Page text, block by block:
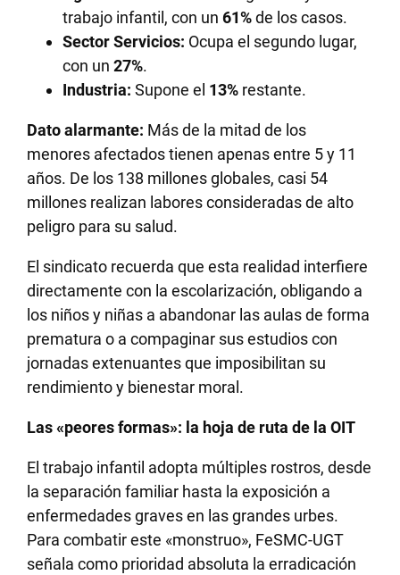
trabajo infantil, con un61%de los casos.
Sector Servicios: Ocupa el segundo lugar,
con un27%.
Industria: Supone el 13% restante.
Dato alarmante: Más de la mitad de los
menores afectados tienen apenas entre 5 y 11
años. De los 138 millones globales, casi 54
millones realizan labores consideradas de alto
peligro para su salud.
El sindicato recuerda que esta realidad interfiere
directamente con la escolarización, obligando a
los niños y niñas a abandonar las aulas de forma
prematura o a compaginar sus estudios con
jornadas extenuantes que imposibilitan su
rendimiento y bienestar moral.
Las «peores formas»: la hoja de ruta de la OIT
El trabajo infantil adopta múltiples rostros, desde
la separación familiar hasta la exposición a
enfermedades graves en las grandes urbes.
Para combatir este «monstruo», FeSMC-UGT
señala como prioridad absoluta la erradicación